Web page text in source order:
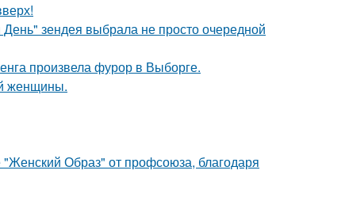
зендея выбрала не просто очередной
произвела фурор в Выборге.
женщины.
"Женский Образ" от профсоюза, благодаря